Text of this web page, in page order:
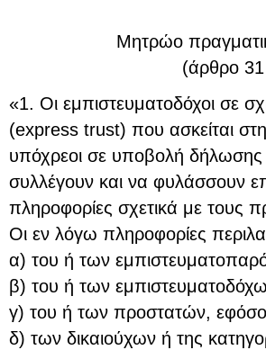
Μητρώο
(άρθρο
«1. Οι εμπιστευματοδόχοι σε
(express trust) που ασκείται
υπόχρεοι σε υποβολή δήλωσης
συλλέγουν και να φυλάσσουν
πληροφορίες σχετικά με τους
Οι εν λόγω πληροφορίες
α) του ή των
β) του ή των
γ) του ή των προστατών,
δ) των δικαιούχων ή της